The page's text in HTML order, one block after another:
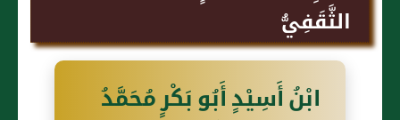
الثَّقَفِيُّ
ابْنُ أَسِيْدٍ أَبُو بَكْرٍ مُحَمَّدُ